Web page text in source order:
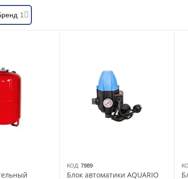
1
КОД: 7989
Блок автоматики AQUARIO